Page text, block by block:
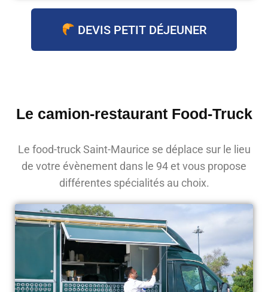
DEVIS PETIT DÉJEUNER
Le camion-restaurant Food-Truck
Le food-truck Saint-Maurice se déplace sur le lieu
de votre évènement dans le 94 et vous propose
différentes spécialités au choix.